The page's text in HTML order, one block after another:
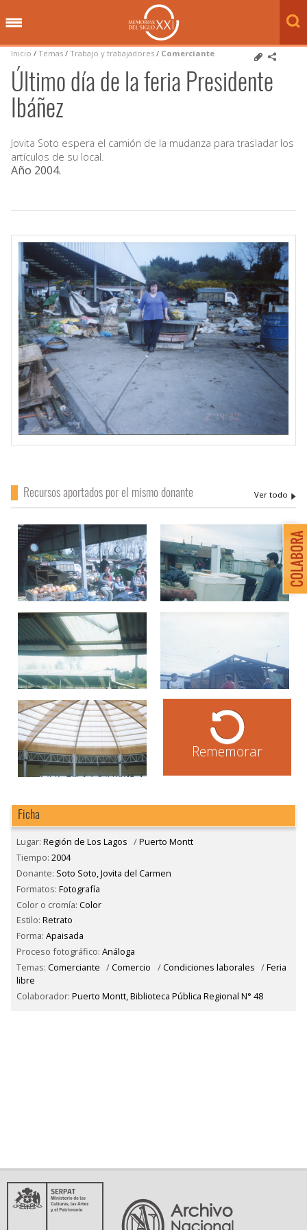
Inicio / Temas / Trabajo y trabajadores / Comerciante
Último día de la feria Presidente
Ibáñez
Jovita Soto espera el camión de la mudanza para trasladar los
artículos de su local.
Año 2004.
Recursos aportados por el mismo donante
Rememorar
Ficha
Lugar: Región de Los Lagos /Puerto Montt
Tiempo: 2004
Donante: Soto Soto, Jovita del Carmen
Formatos: Fotografía
Color o cromía: Color
Estilo: Retrato
Forma: Apaisada
Proceso fotográfico: Análoga
Temas: Comerciante /Comercio /Condiciones laborales /Feria
libre
Colaborador: Puerto Montt, Biblioteca Pública Regional N° 48